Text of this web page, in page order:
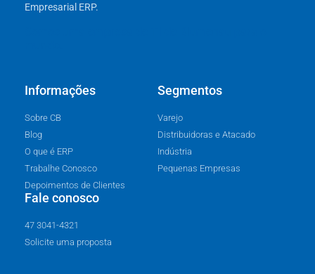
Empresarial ERP.
Informações
Sobre CB
Blog
O que é ERP
Trabalhe Conosco
Depoimentos de Clientes
Segmentos
Varejo
Distribuidoras e Atacado
Indústria
Pequenas Empresas
Fale conosco
47 3041-4321
Solicite uma proposta